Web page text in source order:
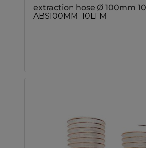
extraction hose Ø 100mm
ABS100MM_10LFM